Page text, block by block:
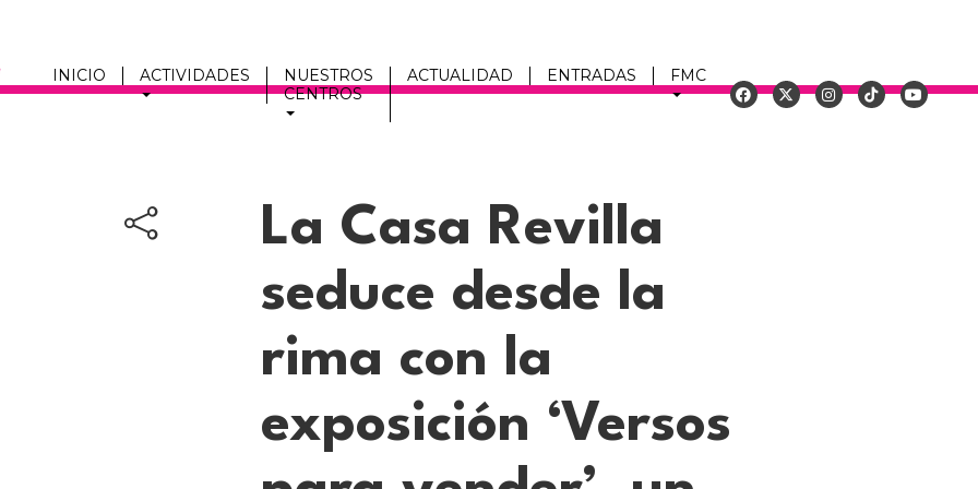
INICIO ACTIVIDADES
NUESTROS
CENTROS
ACTUALIDAD ENTRADAS FMC
La Casa Revilla
seduce desde la
rima con la
exposición ‘Versos